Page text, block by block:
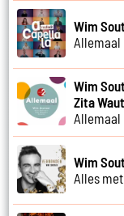
Wim
Allemaal
Wim
Zita
Allemaal
Wim
Alles